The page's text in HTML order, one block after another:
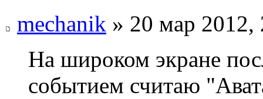
mechanik » 20 мар 2012,
На широком экране
событием считаю